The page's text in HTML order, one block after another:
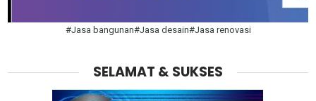
#Jasa bangunan#Jasa desain#Jasa renovasi
SELAMAT & SUKSES